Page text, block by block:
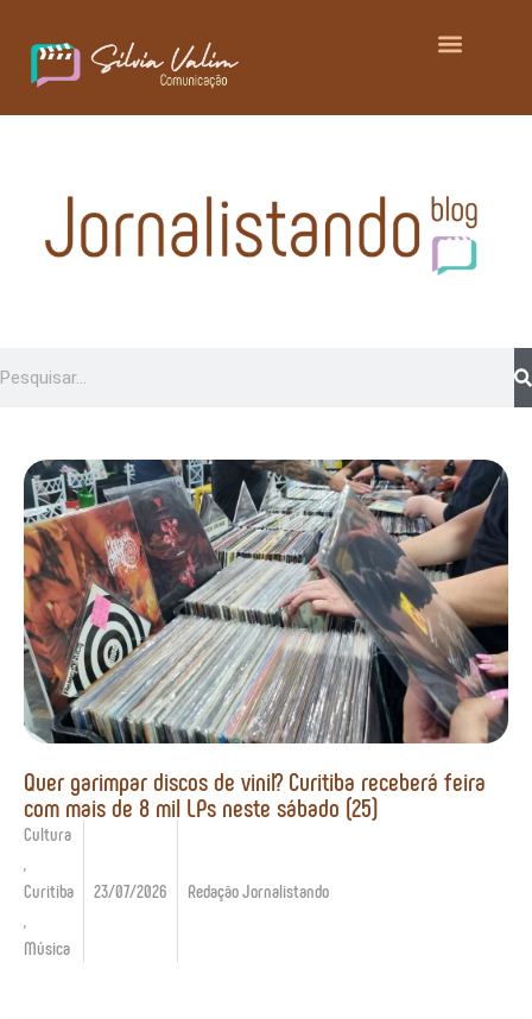
Quer garimpar discos de vinil? Curitiba receberá feira
com mais de 8 mil LPs neste sábado (25)
Cultura
Curitiba
Música
23/07/2026 Redação Jornalistando